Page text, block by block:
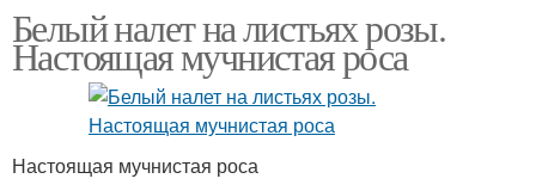
Белый налет на листьях розы.
Настоящая мучнистая роса
Настоящая мучнистая роса